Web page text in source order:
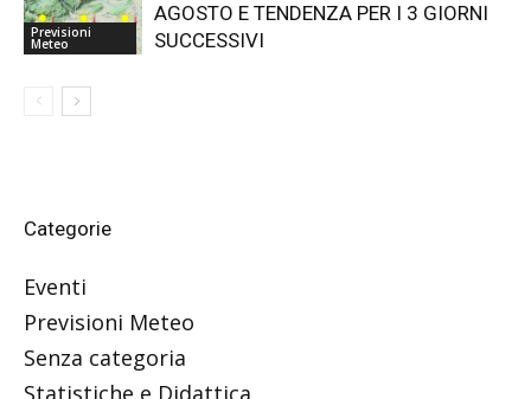
Previsioni
Meteo
AGOSTO E TENDENZA PER I 3 GIORNI
SUCCESSIVI
Categorie
Eventi
Previsioni Meteo
Senza categoria